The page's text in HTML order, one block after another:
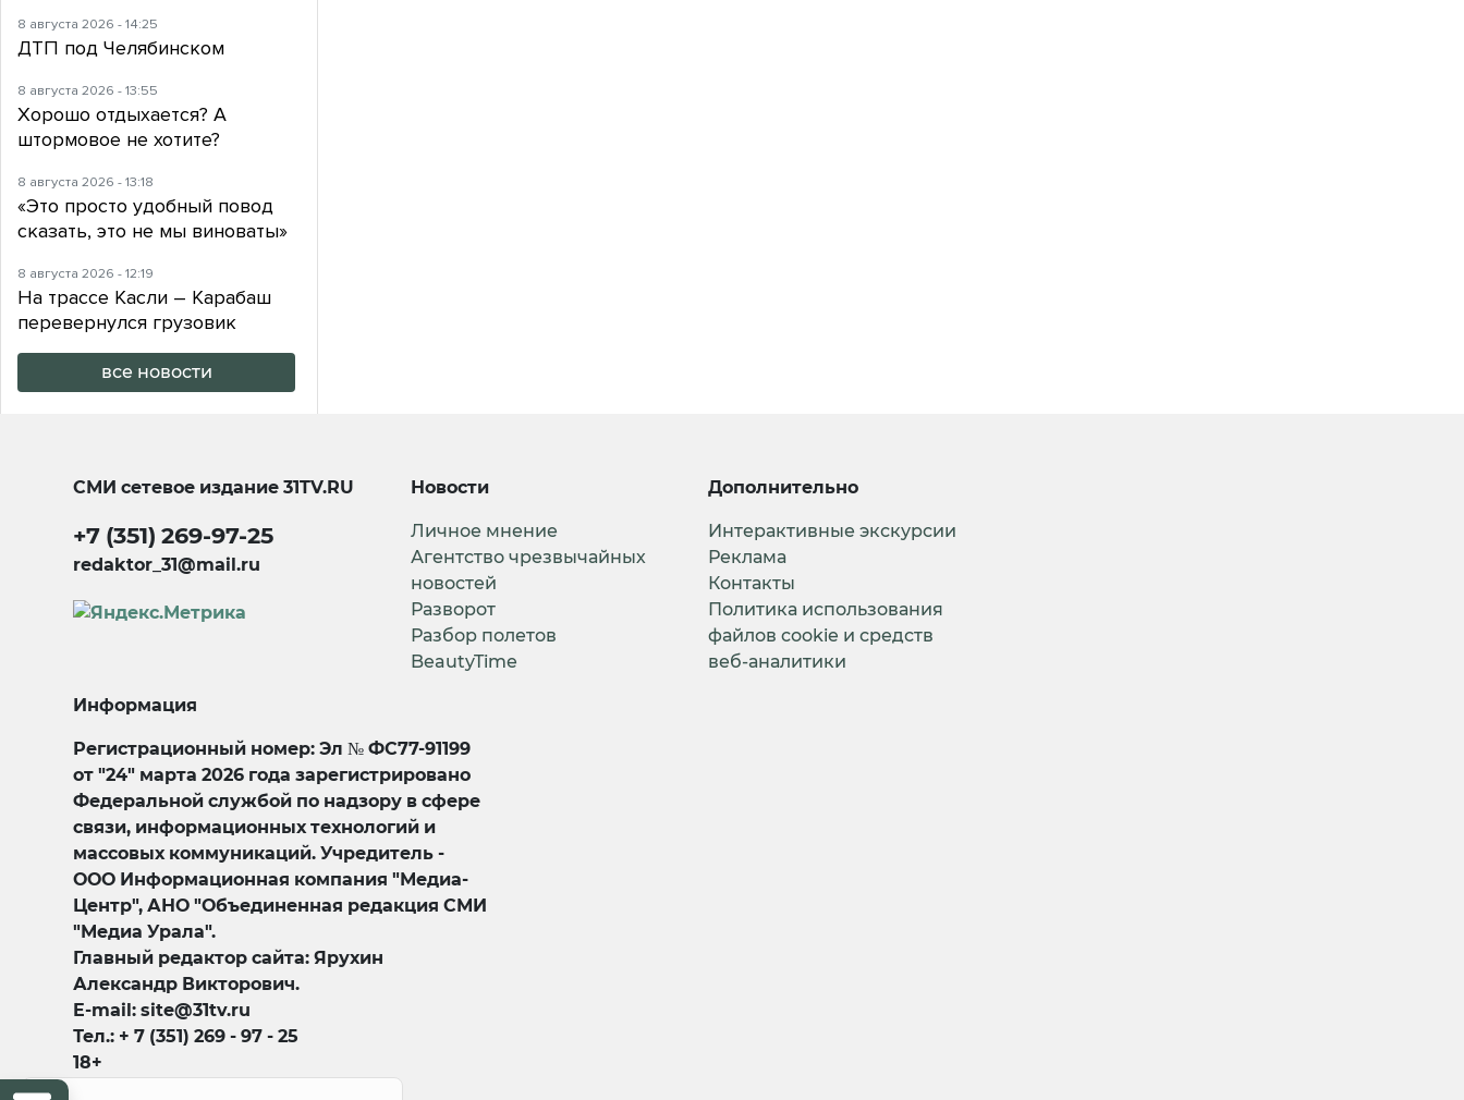
8 августа 2026 - 14:25
ДТП под Челябинском
8 августа 2026 - 13:55
Хорошо отдыхается? А
штормовое не хотите?
8 августа 2026 - 13:18
«Это просто удобный повод
сказать, это не мы виноваты»
8 августа 2026 - 12:19
На трассе Касли – Карабаш
перевернулся грузовик
все новости
СМИ сетевое издание31TV.RU
+7 (351) 269-97-25
redaktor_31@mail.ru
Новости
Личное мнение
Агентство чрезвычайных
новостей
Разворот
Разбор полетов
BeautyTime
Дополнительно
Интерактивные экскурсии
Реклама
Контакты
Политика использования
файлов cookie и средств
веб-аналитики
Информация
Регистрационный номер: Эл № ФС77-91199
от "24" марта 2026 года зарегистрировано
Федеральной службой по надзору в сфере
связи, информационных технологий и
массовых коммуникаций. Учредитель -
ООО Информационная компания "Медиа-
Центр", АНО "Объединенная редакция СМИ
"Медиа Урала".
Главный редактор сайта: Ярухин
Александр Викторович.
E-mail: site@31tv.ru
Тел.: + 7 (351) 269 - 97 - 25
18+